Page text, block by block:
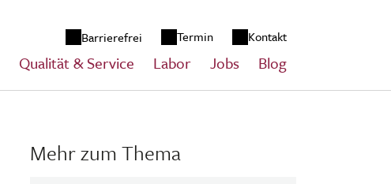
zum Inhalt springen
Barrierefrei Termin Kontakt
Qualität & Service Labor Jobs Blog
Mehr zum Thema